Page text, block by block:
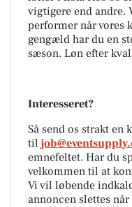
vigtigere end andre.
performer når vores
gengæld har du en
sæson. Løn efter
Interesseret?
Så send os strakt en
til
emnefeltet. Har du
velkommen til at
Vi vil løbende
annoncen slettes